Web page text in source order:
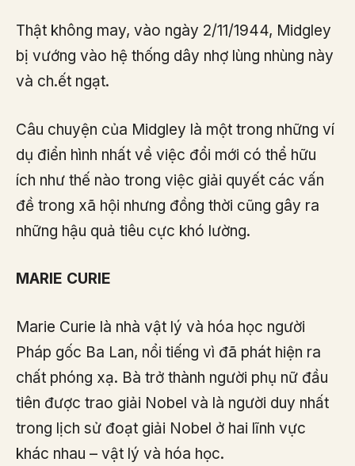
Thật không may, vào ngày 2/11/1944, Midgley
bị vướng vào hệ thống dây nhợ lùng nhùng này
và ch.ết ngạt.
Câu chuyện của Midgley là một trong những ví
dụ điển hình nhất về việc đổi mới có thể hữu
ích như thế nào trong việc giải quyết các vấn
đề trong xã hội nhưng đồng thời cũng gây ra
những hậu quả tiêu cực khó lường.
MARIE CURIE
Marie Curie là nhà vật lý và hóa học người
Pháp gốc Ba Lan, nổi tiếng vì đã phát hiện ra
chất phóng xạ. Bà trở thành người phụ nữ đầu
tiên được trao giải Nobel và là người duy nhất
trong lịch sử đoạt giải Nobel ở hai lĩnh vực
khác nhau – vật lý và hóa học.